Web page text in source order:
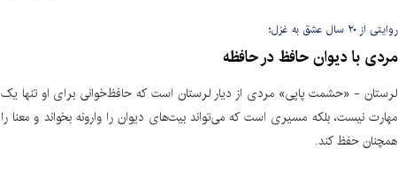
روایتی از ۲۰ سال عشق به غزل؛
مردی با دیوان حافظ در حافظه
لرستان - «حشمت پاپی» مردی از دیار لرستان است که حافظ‌خوانی برای او تنها یک
مهارت نیست، بلکه مسیری است که می‌تواند بیت‌های دیوان را وارونه بخواند و معنا را
همچنان حفظ کند.